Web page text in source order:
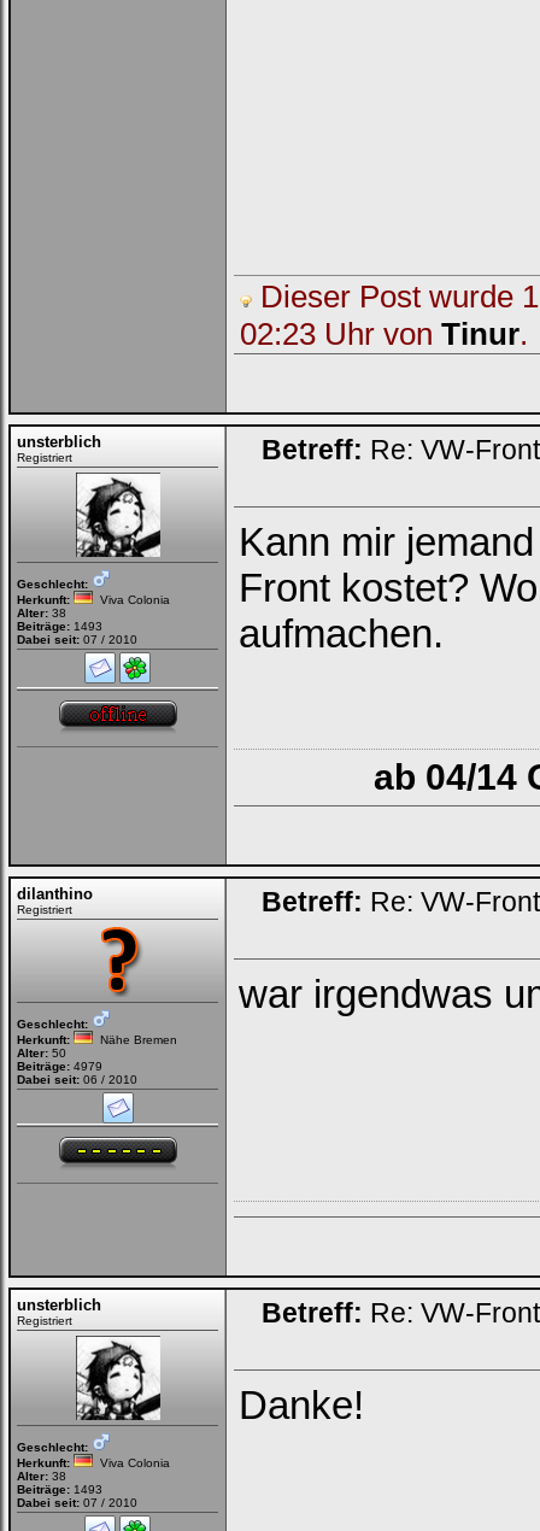
Dieser Post wurde
02:23 Uhr von Tinur.
unsterblich
Registriert
Geschlecht:
Herkunft:
Viva Colonia
Alter: 38
Beiträge: 1493
Dabei seit: 07 / 2010
Betreff: Re: VW-
Kann mir
Front kostet?
aufmachen.
ab 04/14
dilanthino
Registriert
Geschlecht:
Herkunft:
Nähe Bremen
Alter: 50
Beiträge: 4979
Dabei seit: 06 / 2010
Betreff: Re: VW-
war irgendwas
unsterblich
Registriert
Geschlecht:
Herkunft:
Viva Colonia
Alter: 38
Beiträge: 1493
Dabei seit: 07 / 2010
Betreff: Re: VW-
Danke!